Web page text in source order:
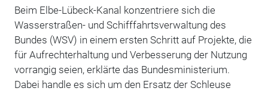
Beim Elbe-Lübeck-Kanal konzentriere sich die
Wasserstraßen- und Schifffahrtsverwaltung des
Bundes (WSV) in einem ersten Schritt auf Projekte, die
für Aufrechterhaltung und Verbesserung der Nutzung
vorrangig seien, erklärte das Bundesministerium.
Dabei handle es sich um den Ersatz der Schleuse